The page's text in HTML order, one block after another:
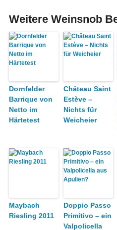
Weitere Weinsnob
Dornfelder
Barrique von
Netto im
Härtetest
Château Saint
Estève –
Nichts für
Weicheier
Maybach
Riesling 2011
Doppio Passo
Primitivo – ein
Valpolicella